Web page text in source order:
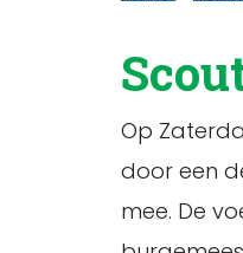
Op
door een
mee. De